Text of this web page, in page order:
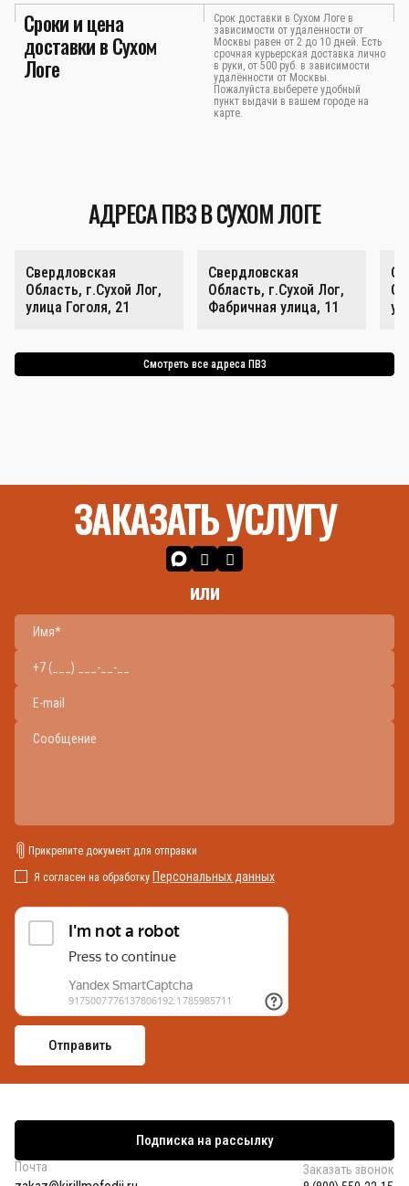
Сроки и цена
доставки в Сухом
Логе
Срок доставки в Сухом Логе в
зависимости от удаленности от
Москвы равен от 2 до 10 дней. Есть
срочная курьерская доставка лично
в руки, от 500 руб. в зависимости
удалённости от Москвы.
Пожалуйста выберете удобный
пункт выдачи в вашем городе на
карте.
АДРЕСА ПВЗ В СУХОМ ЛОГЕ
Свердловская
Область, г.Сухой Лог,
улица Гоголя, 21
Свердловская
Область, г.Сухой Лог,
Фабричная улица, 11
Смотреть все адреса ПВЗ
ЗАКАЗАТЬ УСЛУГУ
или
Прикрепите документ для отправки
Я согласен на обработку Персональных данных
Подписка на рассылку
Почта
Заказать звонок